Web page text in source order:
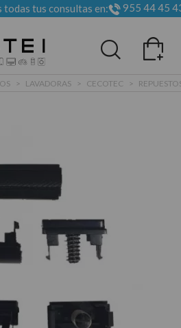
todas tus consultas en: 955 44 45
> LAVADORAS > CECOTEC >